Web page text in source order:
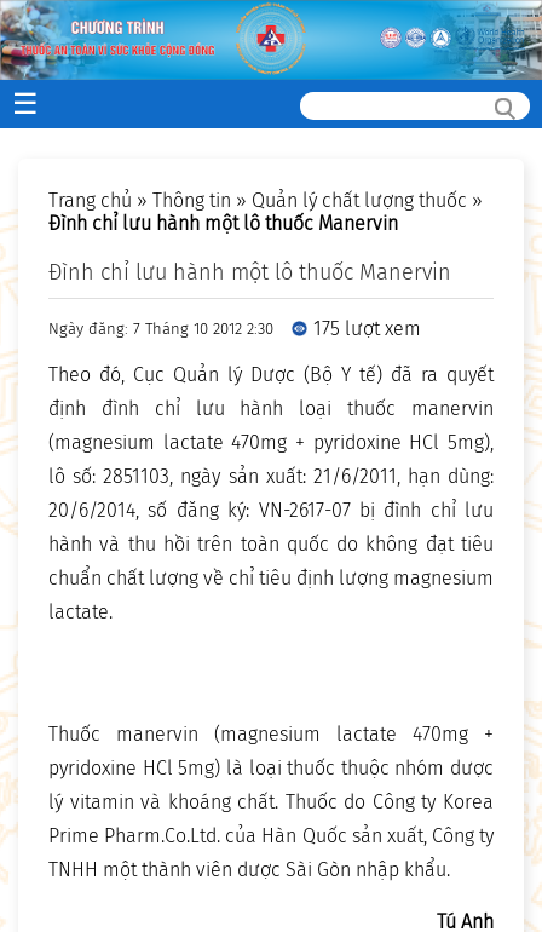
☰
Trang chủ » Thông tin » Quản lý chất lượng thuốc »
Đình chỉ lưu hành một lô thuốc Manervin
Đình chỉ lưu hành một lô thuốc Manervin
Ngày đăng: 7 Tháng 10 2012 2:30
175 lượt xem
Theo đó, Cục Quản lý Dược (Bộ Y tế) đã ra quyết
định đình chỉ lưu hành loại thuốc manervin
(magnesium lactate 470mg + pyridoxine HCl 5mg),
lô số: 2851103, ngày sản xuất: 21/6/2011, hạn dùng:
20/6/2014, số đăng ký: VN-2617-07 bị đình chỉ lưu
hành và thu hồi trên toàn quốc do không đạt tiêu
chuẩn chất lượng về chỉ tiêu định lượng magnesium
lactate.
Thuốc manervin (magnesium lactate 470mg +
pyridoxine HCl 5mg) là loại thuốc thuộc nhóm dược
lý vitamin và khoáng chất. Thuốc do Công ty Korea
Prime Pharm.Co.Ltd. của Hàn Quốc sản xuất, Công ty
TNHH một thành viên dược Sài Gòn nhập khẩu.
Tú Anh